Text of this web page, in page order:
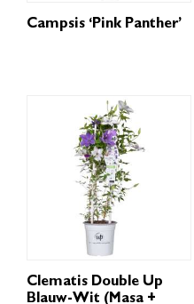
Campsis ‘Pink Panther’
Clematis Double Up
Blauw-Wit (Masa +